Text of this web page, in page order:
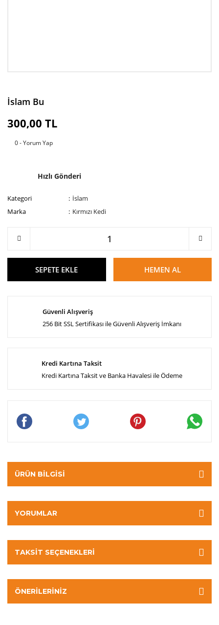
İslam Bu
300,00 TL
0 - Yorum Yap
Hızlı Gönderi
Kategori
İslam
Marka
Kırmızı Kedi
SEPETE EKLE HEMEN AL
Güvenli Alışveriş
256 Bit SSL Sertifikası ile Güvenli Alışveriş İmkanı
Kredi Kartına Taksit
Kredi Kartına Taksit ve Banka Havalesi ile Ödeme
ÜRÜN BILGISI
YORUMLAR
TAKSIT SEÇENEKLERI
ÖNERILERINIZ